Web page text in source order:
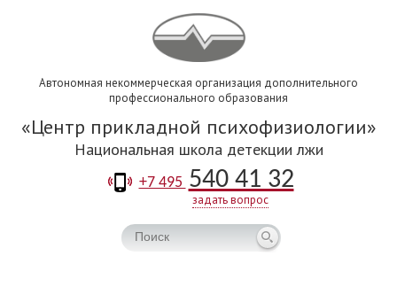
+7 495 540 41 32
задать вопрос
Автономная некоммерческая организация дополнительного
профессионального образования
Центр прикладной психофизиологии
Национальная школа детекции лжи